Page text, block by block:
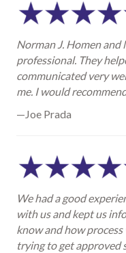
Norman J. Homen
professional. They
communicated very
me. I would
—Joe Prada
We had a good
with us and kept us
know and how
trying to get approved